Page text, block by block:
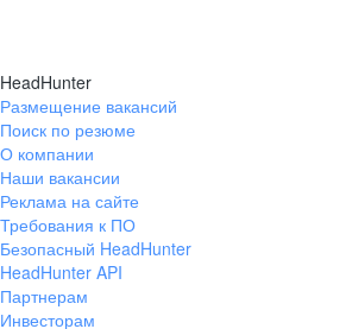
HeadHunter
Размещение вакансий
Поиск по резюме
О компании
Наши вакансии
Реклама на сайте
Требования к ПО
Безопасный HeadHunter
HeadHunter API
Партнерам
Инвесторам